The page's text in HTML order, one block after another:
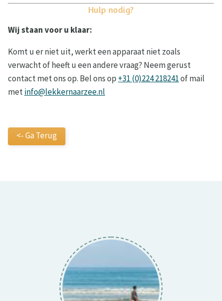
Hulp nodig?
Wij staan voor u klaar:
Komt u er niet uit, werkt een apparaat niet zoals
verwacht of heeft u een andere vraag? Neem gerust
contact met ons op. Bel ons op +31 (0)224 218241of mail
metinfo@lekkernaarzee.nl
<- Ga Terug